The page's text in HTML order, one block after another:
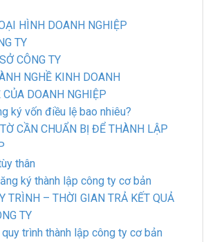
HÌNH DOANH NGHIỆP
TY
CÔNG TY
NGHỀ KINH DOANH
DOANH NGHIỆP
ký vốn điều lệ bao nhiêu?
CẦN CHUẨN BỊ ĐỂ THÀNH LẬP
thân
ký thành lập công ty cơ bản
TRÌNH – THỜI GIAN TRẢ KẾT QUẢ
TY
quy trình thành lập công ty cơ bản